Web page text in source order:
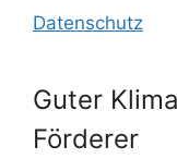
Datenschutz
Guter
Förderer